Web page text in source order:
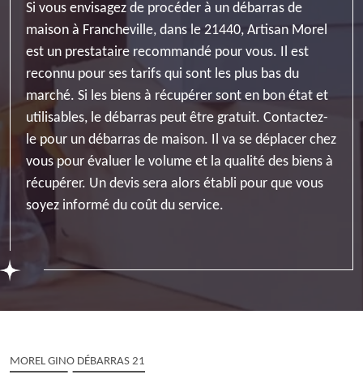
Si vous envisagez de procéder à un débarras de
maison à Francheville, dans le 21440, Artisan Morel
est un prestataire recommandé pour vous. Il est
reconnu pour ses tarifs qui sont les plus bas du
marché. Si les biens à récupérer sont en bon état et
utilisables, le débarras peut être gratuit. Contactez-
le pour un débarras de maison. Il va se déplacer chez
vous pour évaluer le volume et la qualité des biens à
récupérer. Un devis sera alors établi pour que vous
soyez informé du coût du service.
MOREL GINO DÉBARRAS 21